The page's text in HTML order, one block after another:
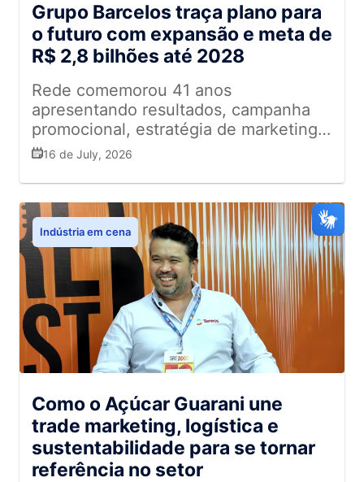
Grupo Barcelos traça plano para
o futuro com expansão e meta de
R$ 2,8 bilhões até 2028
Rede comemorou 41 anos
apresentando resultados, campanha
promocional, estratégia de marketing e
investimentos para fortalecer a
16 de July, 2026
Indústria em cena
Como o Açúcar Guarani une
trade marketing, logística e
sustentabilidade para se tornar
referência no setor